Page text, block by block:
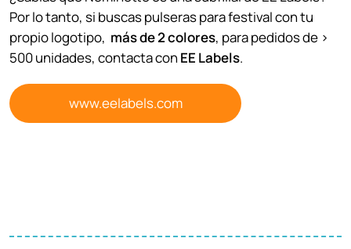
Por lo tanto, si buscas pulseras para festival con tu
propio logotipo, más de 2 colores, para pedidos de >
500 unidades, contacta con EE Labels.
www.eelabels.com